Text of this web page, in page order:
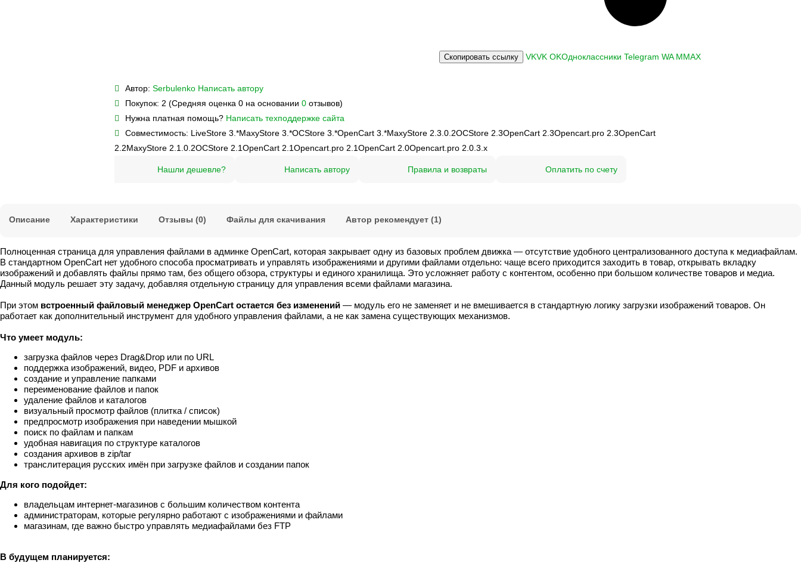
Скопировать ссылку VKVK OKОдноклассники Telegram WA MMAX
Автор: Serbulenko Написать автору
Покупок: 2 (Средняя оценка 0 на основании 0отзывов)
Нужна платная помощь? Написать техподдержке сайта
Совместимость: LiveStore 3.*MaxyStore 3.*OCStore 3.*OpenCart 3.*MaxyStore 2.3.0.2OCStore 2.3OpenCart 2.3Opencart.pro 2.3OpenCart
2.2MaxyStore 2.1.0.2OCStore 2.1OpenCart 2.1Opencart.pro 2.1OpenCart 2.0Opencart.pro 2.0.3.х
Нашли дешевле? Написать автору Правила и возвраты Оплатить по счету
Описание Характеристики Отзывы (0) Файлы для скачивания Автор рекомендует (1)
Полноценная страница для управления файлами в админке OpenCart, которая закрывает одну из базовых проблем движка — отсутствие удобного централизованного доступа к медиафайлам.
В стандартном OpenCart нет удобного способа просматривать и управлять изображениями и другими файлами отдельно: чаще всего приходится заходить в товар, открывать вкладку
изображений и добавлять файлы прямо там, без общего обзора, структуры и единого хранилища. Это усложняет работу с контентом, особенно при большом количестве товаров и медиа.
Данный модуль решает эту задачу, добавляя отдельную страницу для управления всеми файлами магазина.
При этом встроенный файловый менеджер OpenCart остается без изменений — модуль его не заменяет и не вмешивается в стандартную логику загрузки изображений товаров. Он
работает как дополнительный инструмент для удобного управления файлами, а не как замена существующих механизмов.
Что умеет модуль:
загрузка файлов через Drag&Drop или по URL
поддержка изображений, видео, PDF и архивов
создание и управление папками
переименование файлов и папок
удаление файлов и каталогов
визуальный просмотр файлов (плитка / список)
предпросмотр изображения при наведении мышкой
поиск по файлам и папкам
удобная навигация по структуре каталогов
создания архивов в zip/tar
транслитерация русских имён при загрузке файлов и создании папок
Для кого подойдет:
владельцам интернет-магазинов с большим количеством контента
администраторам, которые регулярно работают с изображениями и файлами
магазинам, где важно быстро управлять медиафайлами без FTP
В будущем планируется: